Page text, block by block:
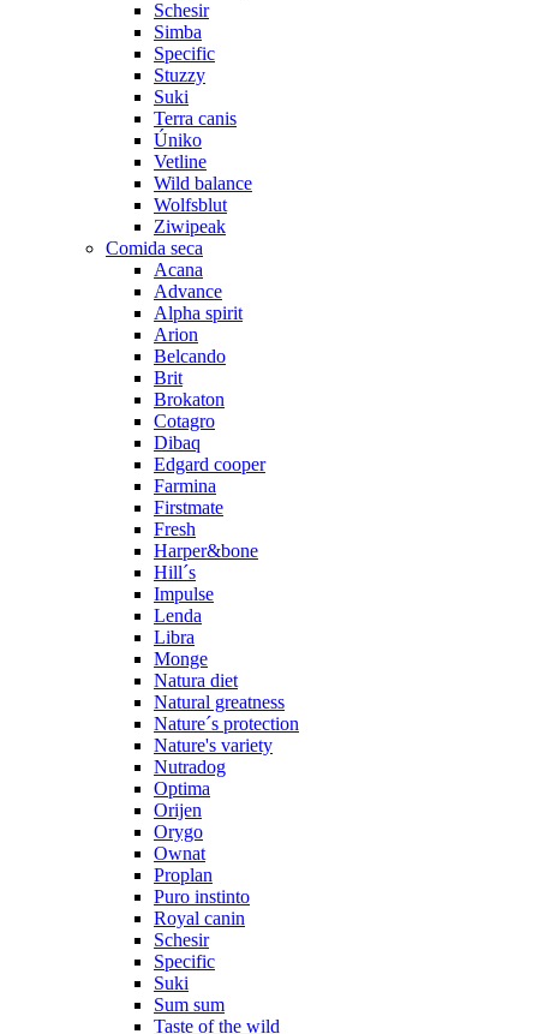
Schesir
Simba
Specific
Stuzzy
Suki
Terra canis
Úniko
Vetline
Wild balance
Wolfsblut
Ziwipeak
Comida seca
Acana
Advance
Alpha spirit
Arion
Belcando
Brit
Brokaton
Cotagro
Dibaq
Edgard cooper
Farmina
Firstmate
Fresh
Harper&bone
Hill´s
Impulse
Lenda
Libra
Monge
Natura diet
Natural greatness
Nature´s protection
Nature's variety
Nutradog
Optima
Orijen
Orygo
Ownat
Proplan
Puro instinto
Royal canin
Schesir
Specific
Suki
Sum sum
Taste of the wild